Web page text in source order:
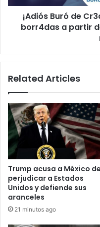
a
partir
2026
esta
¡Adiós Buró de
borr4das a partir
Related Articles
Trump acusa a México de
perjudicar a Estados
Unidos y defiende sus
aranceles
21 minutos ago